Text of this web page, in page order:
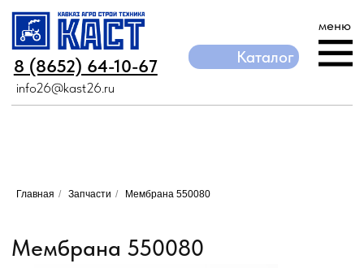
8 (8652) 64-10-67
info26@kast26.ru
8 (8652) 64-10-67
info26@kast26.ru
Главная / Запчасти / Мембрана 550080